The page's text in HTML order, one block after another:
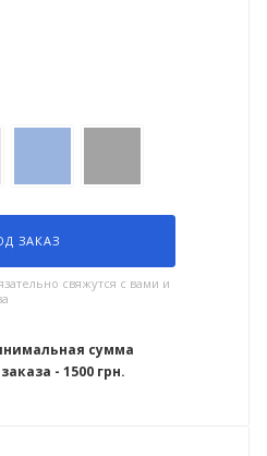
ЗАКАЗ
свяжутся с вами и
сумма
- 1500 грн.